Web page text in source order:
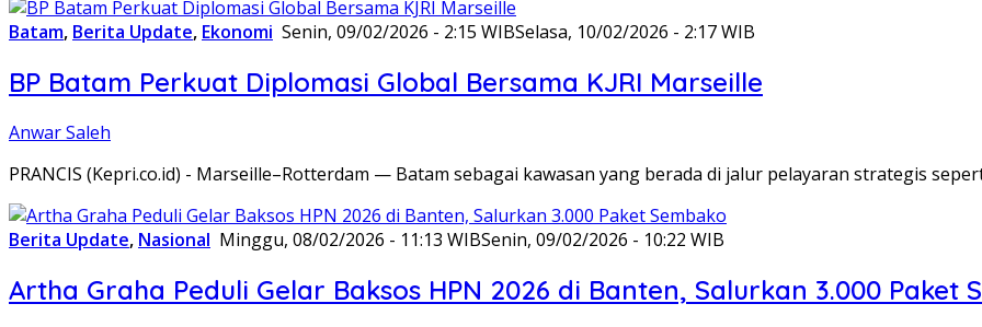
Batam, Berita Update, Ekonomi Senin, 09/02/2026 - 2:15 WIBSelasa, 10/02/2026 - 2:17 WIB
BP Batam Perkuat Diplomasi Global Bersama KJRI Marseille
Anwar Saleh
PRANCIS (Kepri.co.id) - Marseille–Rotterdam — Batam sebagai kawasan yang berada di jalur pelayaran strategis
Berita Update, Nasional Minggu, 08/02/2026 - 11:13 WIBSenin, 09/02/2026 - 10:22 WIB
Artha Graha Peduli Gelar Baksos HPN 2026 di Banten, Salurkan 3.000 Paket